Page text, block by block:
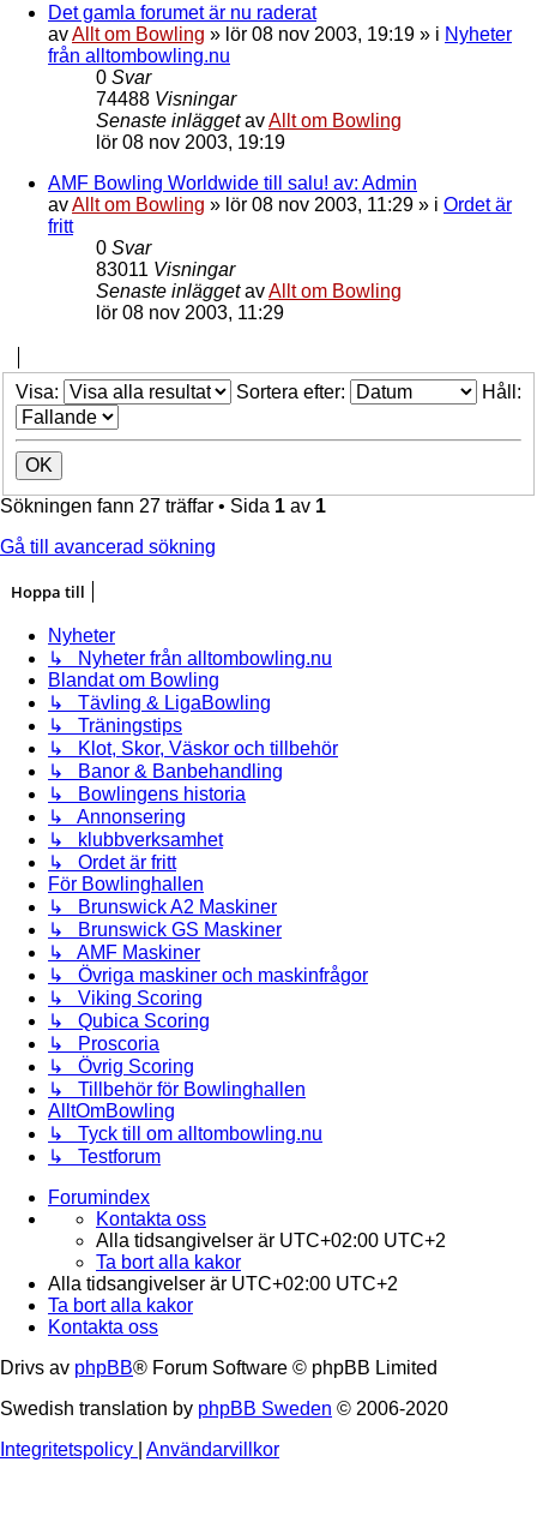
Det gamla forumet är nu raderat
avAllt om Bowling » lör 08 nov 2003, 19:19 » i Nyheter
från alltombowling.nu
0 Svar
74488 Visningar
Senaste inläggetavAllt om Bowling
lör 08 nov 2003, 19:19
AMF Bowling Worldwide till salu! av: Admin
avAllt om Bowling » lör 08 nov 2003, 11:29 » i Ordet är
fritt
0 Svar
83011 Visningar
Senaste inläggetavAllt om Bowling
lör 08 nov 2003, 11:29
Visa: Sortera efter: Håll:
Sökningen fann 27 träffar • Sida 1 av 1
Gå till avancerad sökning
Hoppa till
Nyheter
↳ Nyheter från alltombowling.nu
Blandat om Bowling
↳ Tävling & LigaBowling
↳ Träningstips
↳ Klot, Skor, Väskor och tillbehör
↳ Banor & Banbehandling
↳ Bowlingens historia
↳ Annonsering
↳ klubbverksamhet
↳ Ordet är fritt
För Bowlinghallen
↳ Brunswick A2 Maskiner
↳ Brunswick GS Maskiner
↳ AMF Maskiner
↳ Övriga maskiner och maskinfrågor
↳ Viking Scoring
↳ Qubica Scoring
↳ Proscoria
↳ Övrig Scoring
↳ Tillbehör för Bowlinghallen
AlltOmBowling
↳ Tyck till om alltombowling.nu
↳ Testforum
Forumindex
Kontakta oss
Alla tidsangivelser är UTC+02:00 UTC+2
Ta bort alla kakor
Alla tidsangivelser är UTC+02:00 UTC+2
Ta bort alla kakor
Kontakta oss
Drivs av phpBB® Forum Software © phpBB Limited
Swedish translation by phpBB Sweden © 2006-2020
Integritetspolicy
Användarvillkor